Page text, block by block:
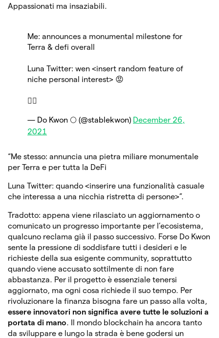
Appassionati ma insaziabili.
Me: announces a monumental milestone for
Terra & defi overall
Luna Twitter: wen <insert random feature of
niche personal interest> 😡
🤷‍♂️
— Do Kwon 🌕 (@stablekwon) December 26,
2021
“Me stesso: annuncia una pietra miliare monumentale
per Terra e per tutta la DeFi
Luna Twitter: quando <inserire una funzionalità casuale
che interessa a una nicchia ristretta di persone>”.
Tradotto: appena viene rilasciato un aggiornamento o
comunicato un progresso importante per l’ecosistema,
qualcuno reclama già il passo successivo. Forse Do Kwon
sente la pressione di soddisfare tutti i desideri e le
richieste della sua esigente community, soprattutto
quando viene accusato sottilmente di non fare
abbastanza. Per il progetto è essenziale tenersi
aggiornato, ma ogni cosa richiede il suo tempo. Per
rivoluzionare la finanza bisogna fare un passo alla volta,
essere innovatori non significa avere tutte le soluzioni a
portata di mano. Il mondo blockchain ha ancora tanto
da sviluppare e lungo la strada è bene godersi un